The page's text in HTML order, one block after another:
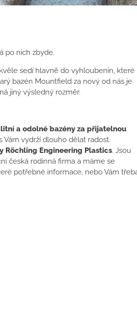
po nich zbyde.
sedí hlavně do vyhloubenin, které
bazén Mountfield za nový od nás je
jiný výsledný rozměr.
a odolné bazény za přijatelnou
vydrží dlouho dělat radost.
Röchling Engineering Plastics. Jsou
česká rodinná firma a máme se
potřebné informace, nebo Vám